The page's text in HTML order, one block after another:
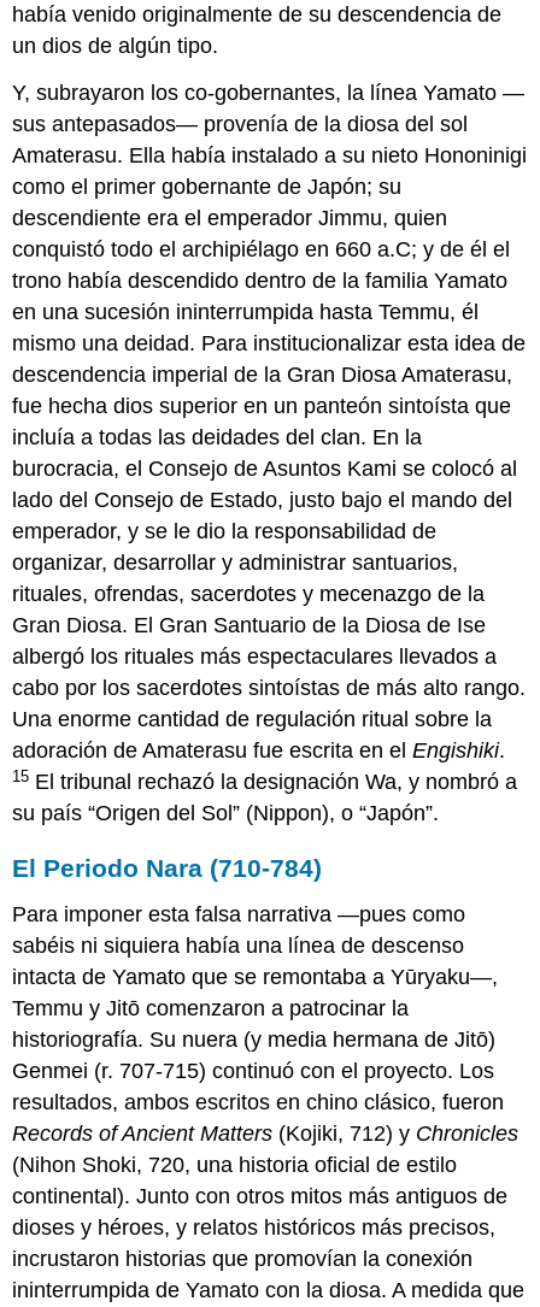
había venido originalmente de su descendencia de
un dios de algún tipo.
Y, subrayaron los co-gobernantes, la línea Yamato —
sus antepasados— provenía de la diosa del sol
Amaterasu. Ella había instalado a su nieto Hononinigi
como el primer gobernante de Japón; su
descendiente era el emperador Jimmu, quien
conquistó todo el archipiélago en 660 a.C; y de él el
trono había descendido dentro de la familia Yamato
en una sucesión ininterrumpida hasta Temmu, él
mismo una deidad. Para institucionalizar esta idea de
descendencia imperial de la Gran Diosa Amaterasu,
fue hecha dios superior en un panteón sintoísta que
incluía a todas las deidades del clan. En la
burocracia, el Consejo de Asuntos Kami se colocó al
lado del Consejo de Estado, justo bajo el mando del
emperador, y se le dio la responsabilidad de
organizar, desarrollar y administrar santuarios,
rituales, ofrendas, sacerdotes y mecenazgo de la
Gran Diosa. El Gran Santuario de la Diosa de Ise
albergó los rituales más espectaculares llevados a
cabo por los sacerdotes sintoístas de más alto rango.
Una enorme cantidad de regulación ritual sobre la
adoración de Amaterasu fue escrita en elEngishiki.
15 El tribunal rechazó la designación Wa, y nombró a
su país “Origen del Sol” (Nippon), o “Japón”.
El Periodo Nara (710-784)
Para imponer esta falsa narrativa —pues como
sabéis ni siquiera había una línea de descenso
intacta de Yamato que se remontaba a Yūryaku—,
Temmu y Jitō comenzaron a patrocinar la
historiografía. Su nuera (y media hermana de Jitō)
Genmei (r. 707-715) continuó con el proyecto. Los
resultados, ambos escritos en chino clásico, fueron
Records of Ancient Matters (Kojiki, 712) y Chronicles
(Nihon Shoki, 720, una historia oficial de estilo
continental). Junto con otros mitos más antiguos de
dioses y héroes, y relatos históricos más precisos,
incrustaron historias que promovían la conexión
ininterrumpida de Yamato con la diosa. A medida que